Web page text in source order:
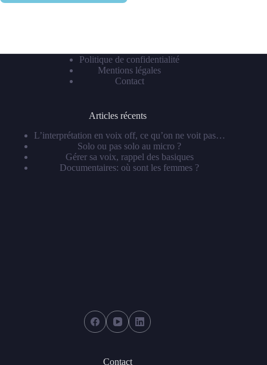
Politique de confidentialité
Mentions légales
Contact
Articles récents
L’interprétation en voix off, ce qu’on ne voit pas…
Solo ou pas solo au micro ?
Gérer sa voix, rappel des basiques
Documentaires: où sont les femmes ?
Contact